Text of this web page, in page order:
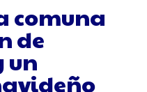
comuna
de
un